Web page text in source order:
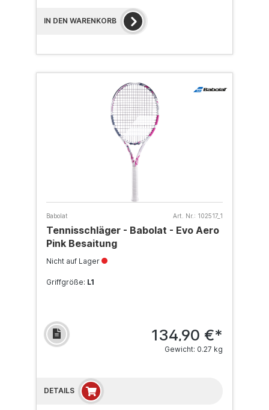
IN DEN WARENKORB
Babolat Art. Nr.: 102517_1
Tennisschläger - Babolat - Evo Aero
Pink Besaitung
Nicht auf Lager
Griffgröße: L1
134,90 €*
Gewicht: 0.27 kg
DETAILS